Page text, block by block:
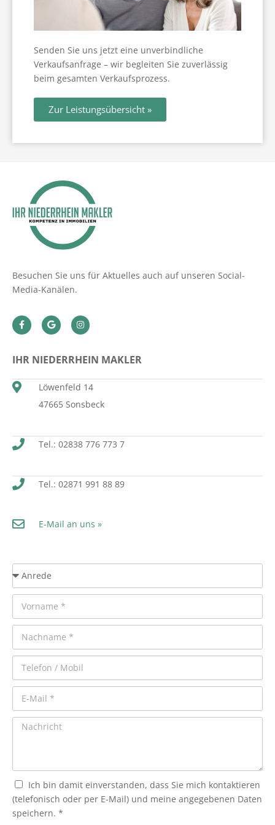
Senden Sie uns jetzt eine unverbindliche
Verkaufsanfrage – wir begleiten Sie zuverlässig
beim gesamten Verkaufsprozess.
Zur Leistungsübersicht »
Besuchen Sie uns für Aktuelles auch auf unseren Social-
Media-Kanälen.
IHR NIEDERRHEIN MAKLER
Löwenfeld 14
47665 Sonsbeck
Tel.: 02838 776 773 7
Tel.: 02871 991 88 89
E-Mail an uns »
Ich bin damit einverstanden, dass Sie mich kontaktieren
(telefonisch oder per E-Mail) und meine angegebenen Daten
speichern. *